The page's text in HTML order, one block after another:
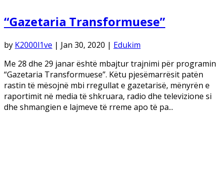
“Gazetaria Transformuese”
by K2000l1ve | Jan 30, 2020 | Edukim
Me 28 dhe 29 janar është mbajtur trajnimi për programin
“Gazetaria Transformuese”. Këtu pjesëmarrësit patën
rastin të mësojnë mbi rregullat e gazetarisë, mënyrën e
raportimit në media të shkruara, radio dhe televizione si
dhe shmangien e lajmeve të rreme apo të pa...